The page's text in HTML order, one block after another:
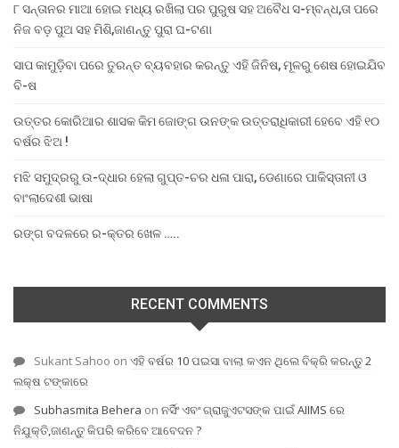
୮ ସନ୍ତାନର ମାଆ ହୋଇ ମଧ୍ୟ ରଖିଲା ପର ପୁରୁଷ ସହ ଅବୈଧ ସ-ମ୍ବନ୍ଧ,ତା ପରେ
ନିଜ ବଡ଼ ପୁଅ ସହ ମିଶି,ଜାଣନ୍ତୁ ପୁରା ଘ-ଟଣା
ସାପ କାମୁଡ଼ିବା ପରେ ତୁରନ୍ତ ବ୍ୟବହାର କରନ୍ତୁ ଏହି ଜିନିଷ, ମୂଳରୁ ଶେଷ ହୋଇଯିବ
ବି-ଷ
ଉତ୍ତର କୋରିଆର ଶାସକ କିମ ଜୋଙ୍ଗ ଉନଙ୍କ ଉତ୍ତରାଧିକାରୀ ହେବେ ଏହି ୧୦
ବର୍ଷର ଝିଅ !
ମଝି ସମୁଦ୍ରରୁ ଉ-ଦ୍ଧାର ହେଲା ଗୁପ୍ତ-ଚର ଧଳା ପାରା, ଡେଣାରେ ପାକିସ୍ତାନୀ ଓ
ବାଂଲାଦେଶୀ ଭାଷା
ରଙ୍ଗ ବଦଳରେ ର-କ୍ତର ଖେଳ …..
RECENT COMMENTS
Sukant Sahoo on ଏହି ବର୍ଷର 10 ପଇସା ବାଲା କଏନ ଥିଲେ ବିକ୍ରି କରନ୍ତୁ 2
ଲକ୍ଷ ଟଙ୍କାରେ
Subhasmita Behera on ନର୍ସିଂ ଏବଂ ଗ୍ରାଜୁଏଟସଙ୍କ ପାଇଁ AIIMS ରେ
ନିଯୁକ୍ତି,ଜାଣନ୍ତୁ କିପରି କରିବେ ଆବେଦନ ?